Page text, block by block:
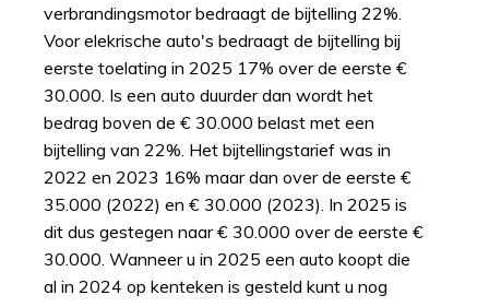
verbrandingsmotor bedraagt de bijtelling 22%.
Voor elekrische auto's bedraagt de bijtelling bij
eerste toelating in 2025 17% over de eerste €
30.000. Is een auto duurder dan wordt het
bedrag boven de € 30.000 belast met een
bijtelling van 22%. Het bijtellingstarief was in
2022 en 2023 16% maar dan over de eerste €
35.000 (2022) en € 30.000 (2023). In 2025 is
dit dus gestegen naar € 30.000 over de eerste €
30.000. Wanneer u in 2025 een auto koopt die
al in 2024 op kenteken is gesteld kunt u nog